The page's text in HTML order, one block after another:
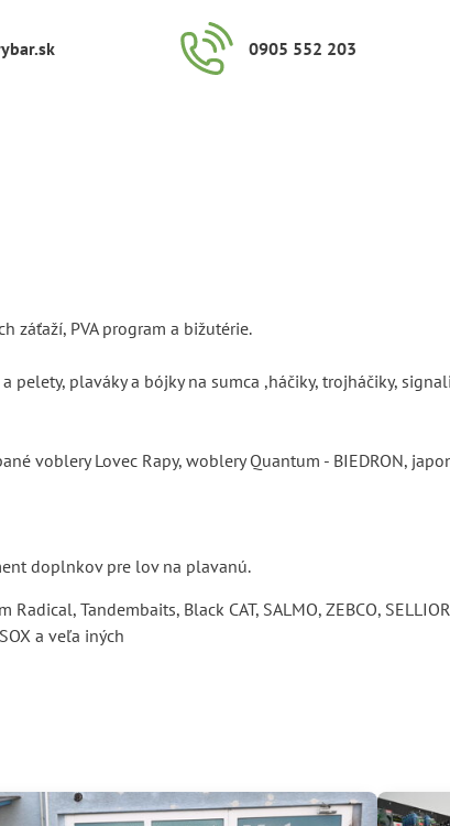
0905 552 203
záťaží, PVA program a bižutérie.
pelety, plaváky a bójky na sumca ,háčiky, trojháčiky,
voblery Lovec Rapy, woblery Quantum - BIEDRON,
doplnkov pre lov na plavanú.
Tandembaits, Black CAT, SALMO, ZEBCO,
a veľa iných